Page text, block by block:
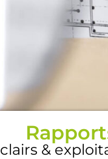
clairs &